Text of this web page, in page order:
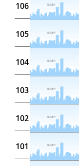
106
105
104
103
102
101